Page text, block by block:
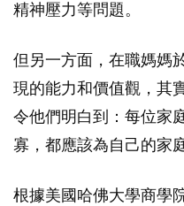
精神壓力等問題。
但另一方面，在職媽媽
現的能力和價值觀，其
令他們明白到：每位家
寡，都應該為自己的家
根據美國哈佛大學商學